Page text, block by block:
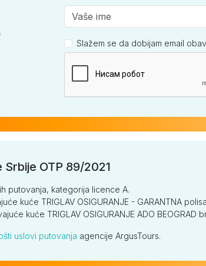
Slažem se da dobijam email
OTP 89/2021
putovanja, kategorija licence A.
kuće TRIGLAV OSIGURANJE - GARANTNA
kuće TRIGLAV OSIGURANJE ADO BEOGRAD
uslovi putovanja agencije ArgusTours.